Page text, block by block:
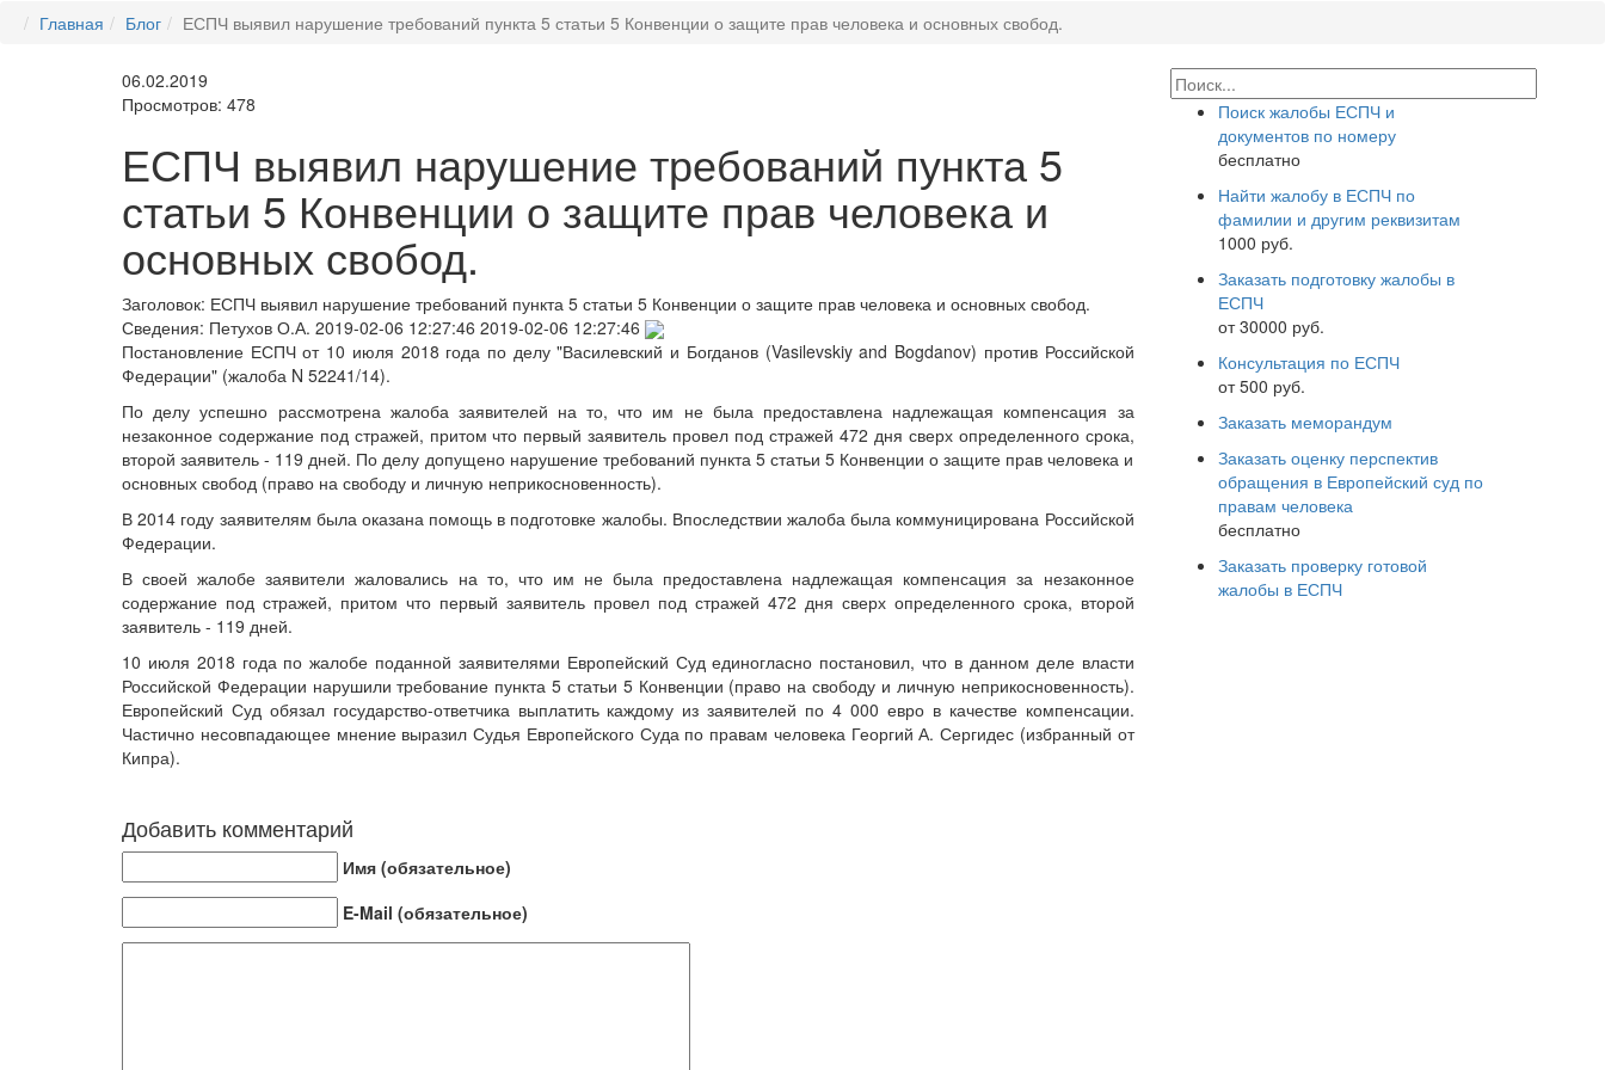
Главная Блог ЕСПЧ выявил нарушение требований пункта 5 статьи 5 Конвенции о защите прав человека и основных свобод.
06.02.2019
Просмотров: 478
ЕСПЧ выявил нарушение требований пункта 5
статьи 5 Конвенции о защите прав человека и
основных свобод.
Заголовок: ЕСПЧ выявил нарушение требований пункта 5 статьи 5 Конвенции о защите прав человека и основных свобод.
Сведения: Петухов О.А. 2019-02-06 12:27:46 2019-02-06 12:27:46
Постановление ЕСПЧ от 10 июля 2018 года по делу "Василевский и Богданов (Vasilevskiy and Bogdanov) против Российской
Федерации" (жалоба N 52241/14).
По делу успешно рассмотрена жалоба заявителей на то, что им не была предоставлена надлежащая компенсация за
незаконное содержание под стражей, притом что первый заявитель провел под стражей 472 дня сверх определенного срока,
второй заявитель - 119 дней. По делу допущено нарушение требований пункта 5 статьи 5 Конвенции о защите прав человека и
основных свобод (право на свободу и личную неприкосновенность).
В 2014 году заявителям была оказана помощь в подготовке жалобы. Впоследствии жалоба была коммуницирована Российской
Федерации.
В своей жалобе заявители жаловались на то, что им не была предоставлена надлежащая компенсация за незаконное
содержание под стражей, притом что первый заявитель провел под стражей 472 дня сверх определенного срока, второй
заявитель - 119 дней.
10 июля 2018 года по жалобе поданной заявителями Европейский Суд единогласно постановил, что в данном деле власти
Российской Федерации нарушили требование пункта 5 статьи 5 Конвенции (право на свободу и личную неприкосновенность).
Европейский Суд обязал государство-ответчика выплатить каждому из заявителей по 4 000 евро в качестве компенсации.
Частично несовпадающее мнение выразил Судья Европейского Суда по правам человека Георгий А. Сергидес (избранный от
Кипра).
Добавить комментарий
Имя (обязательное)
E-Mail (обязательное)
Поиск жалобы ЕСПЧ и
документов по номеру
бесплатно
Найти жалобу в ЕСПЧ по
фамилии и другим реквизитам
1000 руб.
Заказать подготовку жалобы в
ЕСПЧ
от 30000 руб.
Консультация по ЕСПЧ
от 500 руб.
Заказать меморандум
Заказать оценку перспектив
обращения в Европейский суд по
правам человека
бесплатно
Заказать проверку готовой
жалобы в ЕСПЧ